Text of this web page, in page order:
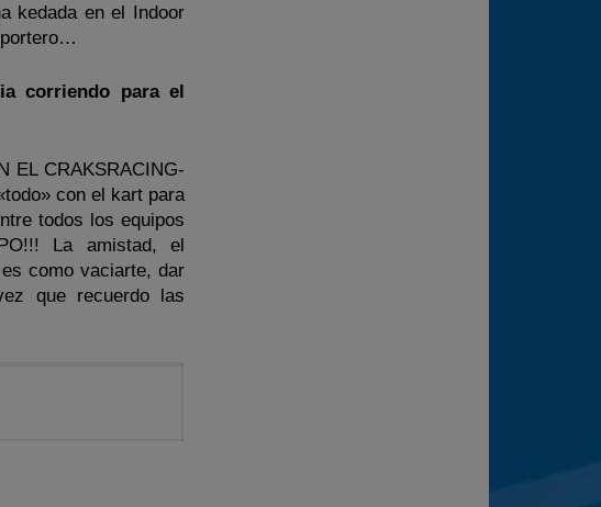
kedada en el Indoor
corriendo para el
EL CRAKSRACING-
con el kart para
todos los equipos
La amistad, el
como vaciarte, dar
que recuerdo las